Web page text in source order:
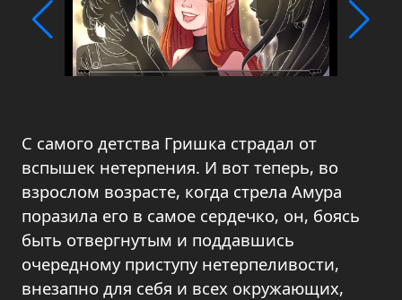
С самого детства Гришка страдал от
вспышек нетерпения. И вот теперь, во
взрослом возрасте, когда стрела Амура
поразила его в самое сердечко, он, боясь
быть отвергнутым и поддавшись
очередному приступу нетерпеливости,
внезапно для себя и всех окружающих,